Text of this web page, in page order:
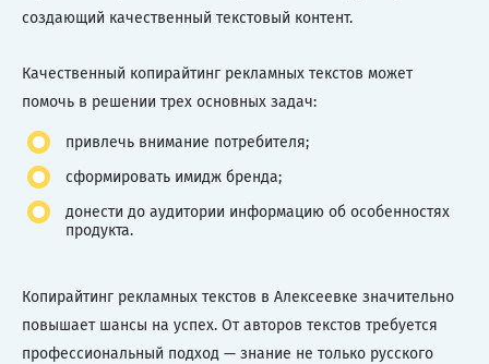
создающий качественный текстовый контент.
Качественный копирайтинг рекламных текстов может
помочь в решении трех основных задач:
привлечь внимание потребителя;
сформировать имидж бренда;
донести до аудитории информацию об особенностях
продукта.
Копирайтинг рекламных текстов в Алексеевке значительно
повышает шансы на успех. От авторов текстов требуется
профессиональный подход — знание не только русского